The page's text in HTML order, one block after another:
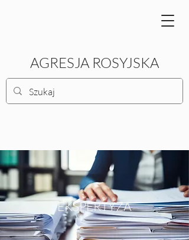
AGRESJA ROSYJSKA
EKSPERTYZA